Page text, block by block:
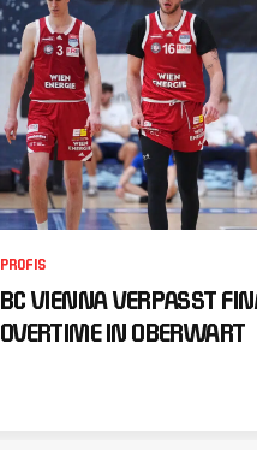
PROFIS
BC VIENNA VERPASST
OVERTIME IN OBERWART